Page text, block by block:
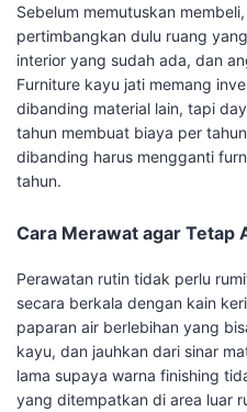
Sebelum memutuskan
pertimbangkan dulu ruang
interior yang sudah ada, dan
Furniture kayu jati memang
dibanding material lain, tapi
tahun membuat biaya per
dibanding harus mengganti
tahun.
Cara Merawat agar Tetap
Perawatan rutin tidak perlu
secara berkala dengan kain
paparan air berlebihan yang
kayu, dan jauhkan dari sinar
lama supaya warna finishing
yang ditempatkan di area luar